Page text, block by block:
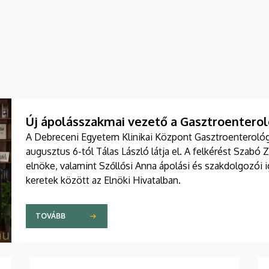
Új ápolásszakmai vezető a
A Debreceni Egyetem Klinikai Központ
augusztus 6-tól Tálas László látja el. A felkérést Szabó
elnöke, valamint Szőllősi Anna ápolási és szakdolgozói
keretek között az Elnöki Hivatalban.
TOVÁBB